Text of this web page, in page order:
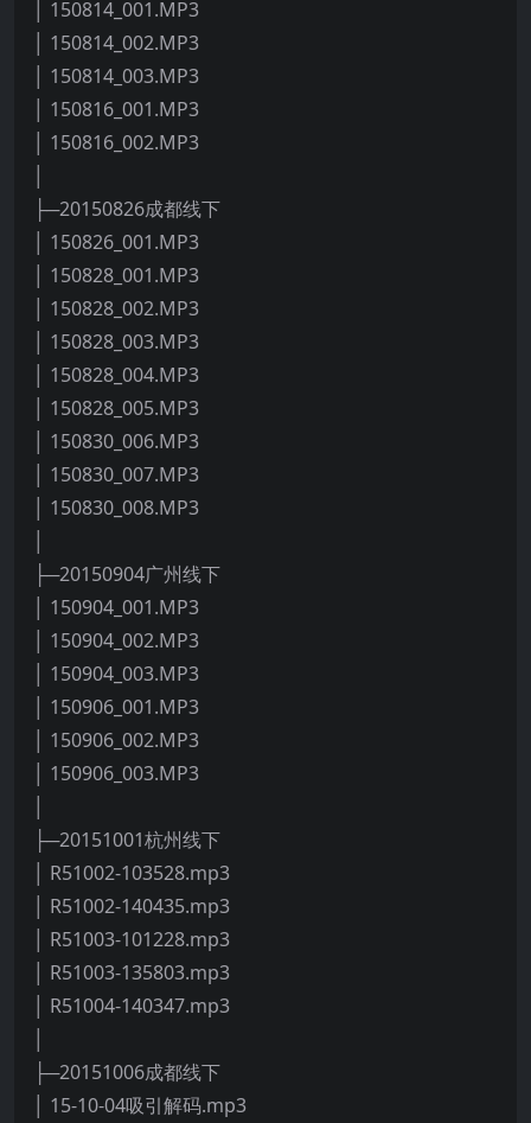
│ 150814_001.MP3
│ 150814_002.MP3
│ 150814_003.MP3
│ 150816_001.MP3
│ 150816_002.MP3
├─20150826成都线下
│ 150826_001.MP3
│ 150828_001.MP3
│ 150828_002.MP3
│ 150828_003.MP3
│ 150828_004.MP3
│ 150828_005.MP3
│ 150830_006.MP3
│ 150830_007.MP3
│ 150830_008.MP3
├─20150904广州线下
│ 150904_001.MP3
│ 150904_002.MP3
│ 150904_003.MP3
│ 150906_001.MP3
│ 150906_002.MP3
│ 150906_003.MP3
├─20151001杭州线下
│ R51002-103528.mp3
│ R51002-140435.mp3
│ R51003-101228.mp3
│ R51003-135803.mp3
│ R51004-140347.mp3
├─20151006成都线下
│ 15-10-04吸引解码.mp3